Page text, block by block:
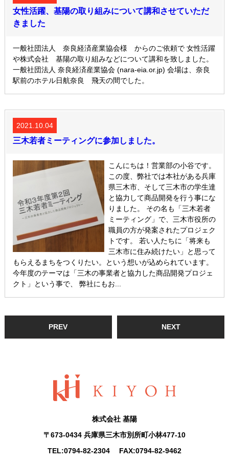
女性活躍、基陽の取り組みについて講和させていただ
きました
一般社団法人 奈良経済産業協会様 からのご依頼で 女性活躍
や株式会社 基陽の取り組みなどについて講和を致しました。
一般社団法人 奈良経済産業協会 (nara-eia.or.jp) 会場は、奈良
駅前のホテル日航奈良 飛天の間でした。
2021.10.04
三木若者ミーティングに参加しました。
こんにちは！営業部の小谷です。
この度、弊社では本社がある兵庫
県三木市、そして三木市の学生達
と協力して商品開発を行う事にな
りました。 その名も「三木若者
ミーティング」で、三木市役所の
職員の方が発案されたプロジェク
トです。 若い人たちに「将来も
三木市に住み続けたい」と思って
もらえるまちをつくりたい。という想いが込められています。
今年度のテーマは「三木の事業者と協力した商品開発プロジェ
クト」という事で、 弊社にもお...
PREV NEXT
株式会社 基陽
〒673-0434 兵庫県三木市別所町小林477-10
TEL:0794-82-2304FAX:0794-82-9462